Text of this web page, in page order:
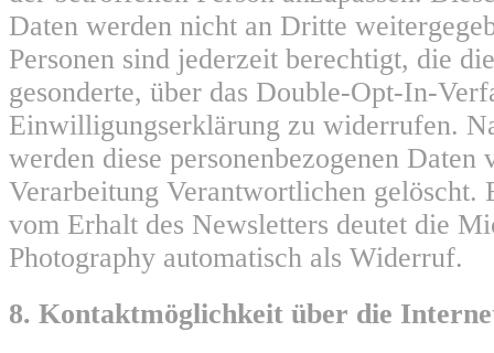
Daten werden nicht an Dritte
Personen sind jederzeit berechtigt, die
gesonderte, über das Double-Opt-In-
Einwilligungserklärung zu widerrufen.
werden diese personenbezogenen Daten
Verarbeitung Verantwortlichen gelöscht.
vom Erhalt des Newsletters deutet die
Photography automatisch als Widerruf.
8. Kontaktmöglichkeit über die